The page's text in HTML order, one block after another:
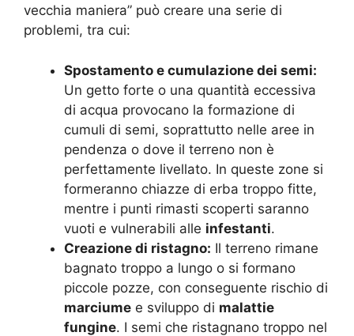
vecchia maniera” può creare una serie di
problemi, tra cui:
Spostamento e cumulazione dei semi:
Un getto forte o una quantità eccessiva
di acqua provocano la formazione di
cumuli di semi, soprattutto nelle aree in
pendenza o dove il terreno non è
perfettamente livellato. In queste zone si
formeranno chiazze di erba troppo fitte,
mentre i punti rimasti scoperti saranno
vuoti e vulnerabili alle infestanti.
Creazione di ristagno: Il terreno rimane
bagnato troppo a lungo o si formano
piccole pozze, con conseguente rischio di
marciume e sviluppo di malattie
fungine. I semi che ristagnano troppo nel